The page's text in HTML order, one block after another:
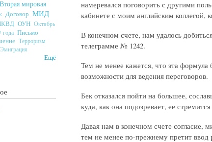
Вторая мировая
Договор МИД
ОУН Октябрь
года Письмо
Терроризм
Эмиграция
Ещё
намеревался поговорить с другими
кабинете с моим английским коллегой,
В конечном счете, нам удалось
телеграмме № 1242.
Тем не менее кажется, что эта формула
возможности для ведения переговоров.
Бек отказался пойти на большее,
куда, как она подозревает, ее
Давая нам в конечном счете согласие,
тем не менее по-прежнему претит ввод